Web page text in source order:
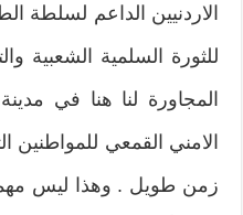
الاردنيين الداعم لسلطة
للثورة السلمية الشعبية
المجاورة لنا هنا في مدينة
الامني القمعي للمواطنين
زمن طويل‮ . ‬وهذا ليس مهما